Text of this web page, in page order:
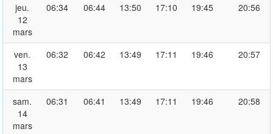
jeu.
12
mars
06:34 06:44 13:50 17:10 19:45 20:56
ven.
13
mars
06:32 06:42 13:49 17:11 19:46 20:57
sam.
14
mars
06:31 06:41 13:49 17:11 19:46 20:58